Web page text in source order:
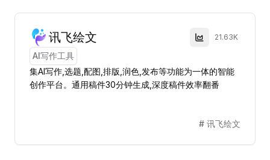
讯飞绘文 21.63K
AI写作工具
集AI写作,选题,配图,排版,润色,发布等功能为一体的智能
创作平台。通用稿件30分钟生成,深度稿件效率翻番
# 讯飞绘文